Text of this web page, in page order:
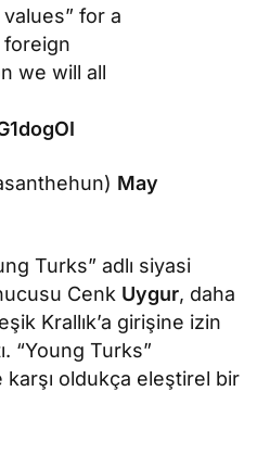
for a
we will all
May
Turks” adlı siyasi
Cenk Uygur, daha
Krallık’a girişine izin
“Young Turks”
karşı oldukça eleştirel bir